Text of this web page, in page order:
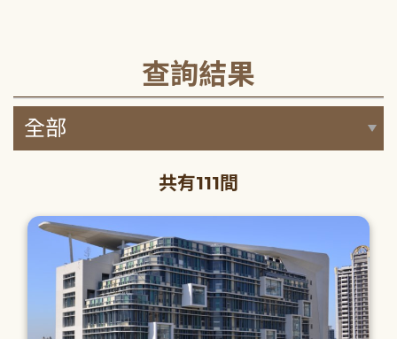
查詢結果
共有111間